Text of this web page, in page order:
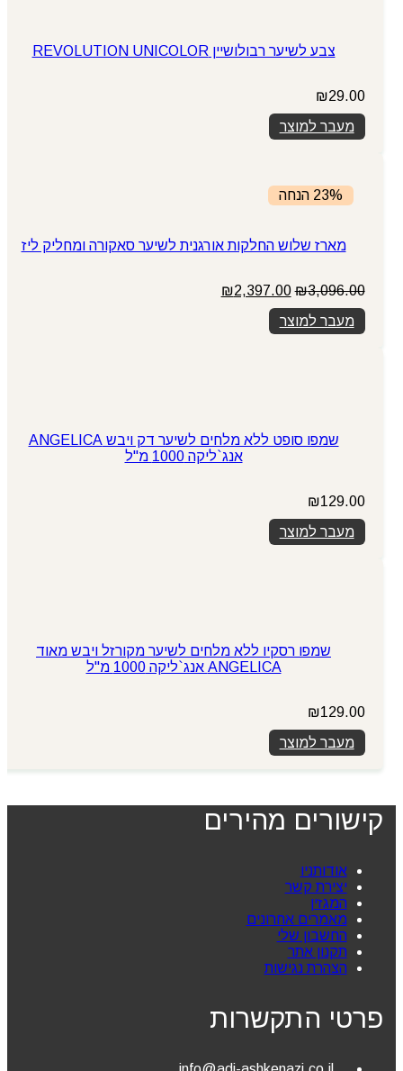
צבע לשיער רבולושיין REVOLUTION UNICOLOR
₪29.00
מעבר למוצר
23% הנחה
מארז שלוש החלקות אורגנית לשיער סאקורה ומחליק ליז
₪3,096.00
המחיר
המקורי
היה:
₪3,096.00.
₪2,397.00
מעבר למוצר
שמפו סופט ללא מלחים לשיער דק ויבש ANGELICA
אנג`ליקה 1000 מ"ל
₪129.00
מעבר למוצר
שמפו רסקיו ללא מלחים לשיער מקורזל ויבש מאוד
ANGELICA אנג`ליקה 1000 מ"ל
₪129.00
מעבר למוצר
קישורים מהירים
אודותניו
יצירת קשר
המגזין
מאמרים אחרונים
החשבון שלי
תקנון אתר
הצהרת נגישות
פרטי התקשרות